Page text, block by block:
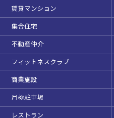
賃貸マンション
集合住宅
不動産仲介
フィットネスクラブ
商業施設
月極駐車場
レストラン